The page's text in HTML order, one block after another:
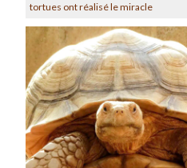
tortues ont réalisé le miracle